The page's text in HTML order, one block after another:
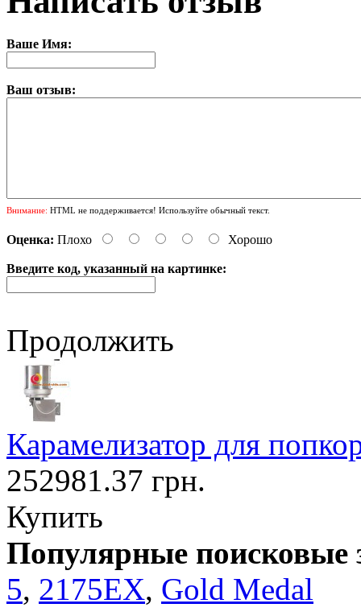
Ваше Имя:
Ваш отзыв:
Внимание: HTML не поддерживается! Используйте обычный текст.
Оценка: Плохо Хорошо
Введите код, указанный на картинке:
Продолжить
Карамелизатор для
252981.37 грн.
Купить
Популярные поисковые
5, 2175EX, Gold Medal